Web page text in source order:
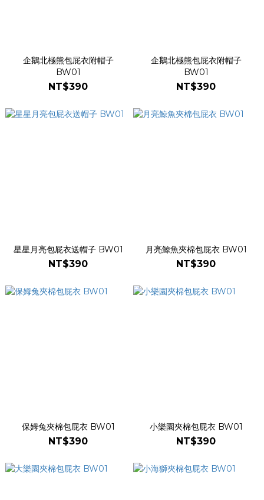
企鵝北極熊包屁衣附帽子
BW01
NT$390
企鵝北極熊包屁衣附帽子
BW01
NT$390
星星月亮包屁衣送帽子 BW01
NT$390
月亮鯨魚夾棉包屁衣 BW01
NT$390
保姆兔夾棉包屁衣 BW01
NT$390
小樂園夾棉包屁衣 BW01
NT$390